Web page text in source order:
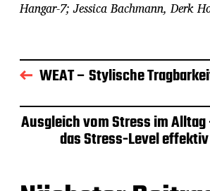
Hangar-7; Jessica Bachmann, Derk
WEAT – Stylische
Ausgleich vom Stress im Alltag
das Stress-Level